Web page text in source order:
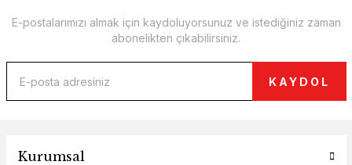
E-postalarımızı almak için kaydoluyorsunuz ve istediğiniz zaman
abonelikten çıkabilirsiniz.
KAYDOL
Kurumsal